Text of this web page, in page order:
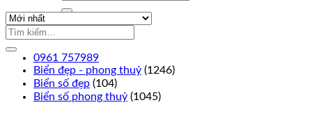
0961 757989
0961 757989
Biển đẹp - phong thuỷ (1246)
Biển số đẹp (104)
Biển số phong thuỷ (1045)